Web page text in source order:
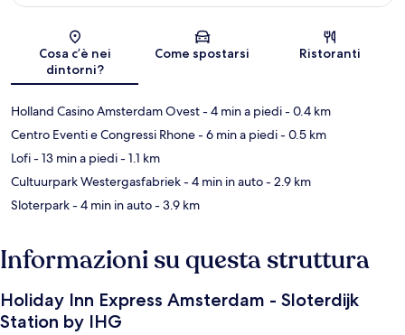
Mappa
Cosa c’è nei
dintorni?
Come spostarsi Ristoranti
Holland Casino Amsterdam Ovest- 4 min a piedi- 0.4 km
Centro Eventi e Congressi Rhone- 6 min a piedi- 0.5 km
Lofi- 13 min a piedi- 1.1 km
Cultuurpark Westergasfabriek- 4 min in auto- 2.9 km
Sloterpark- 4 min in auto- 3.9 km
Informazioni su questa struttura
Holiday Inn Express Amsterdam - Sloterdijk
Station by IHG